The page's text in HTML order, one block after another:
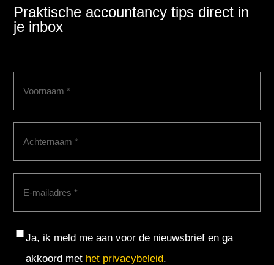
Praktische accountancy tips direct in
je inbox
Consent
Ja, ik meld me aan voor de nieuwsbrief en ga
akkoord met het privacybeleid.